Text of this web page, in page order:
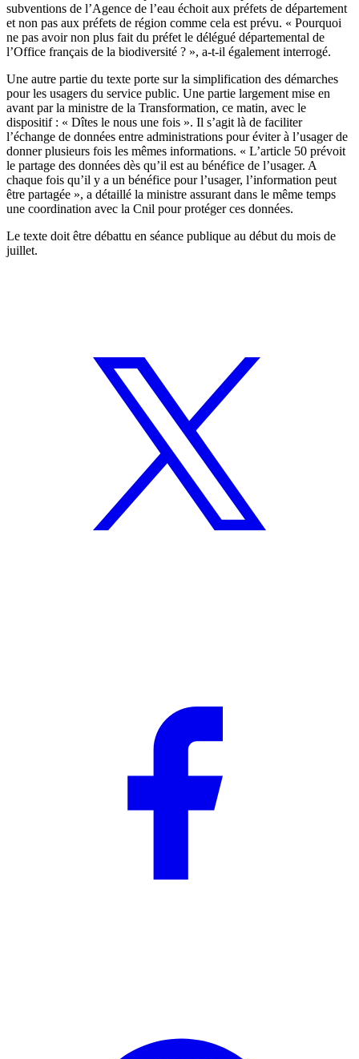
subventions de l’Agence de l’eau échoit aux préfets de département
et non pas aux préfets de région comme cela est prévu. « Pourquoi
ne pas avoir non plus fait du préfet le délégué départemental de
l’Office français de la biodiversité ? », a-t-il également interrogé.
Une autre partie du texte porte sur la simplification des démarches
pour les usagers du service public. Une partie largement mise en
avant par la ministre de la Transformation, ce matin, avec le
dispositif : « Dîtes le nous une fois ». Il s’agit là de faciliter
l’échange de données entre administrations pour éviter à l’usager de
donner plusieurs fois les mêmes informations. « L’article 50 prévoit
le partage des données dès qu’il est au bénéfice de l’usager. A
chaque fois qu’il y a un bénéfice pour l’usager, l’information peut
être partagée », a détaillé la ministre assurant dans le même temps
une coordination avec la Cnil pour protéger ces données.
Le texte doit être débattu en séance publique au début du mois de
juillet.